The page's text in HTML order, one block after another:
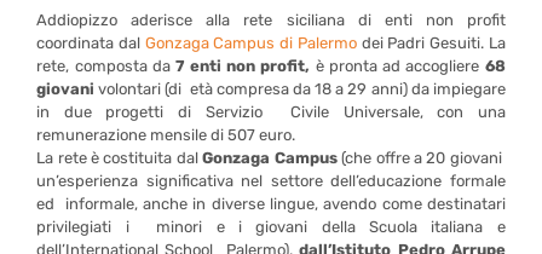
Addiopizzo aderisce alla rete siciliana di enti non profit
coordinata dal Gonzaga Campus di Palermodei Padri Gesuiti. La
rete, composta da7 enti non profit, è pronta ad accogliere 68
giovanivolontari (di età compresa da 18 a 29 anni) da impiegare
in due progetti di Servizio Civile Universale, con una
remunerazione mensile di 507 euro.
La rete è costituita dalGonzaga Campus(che offre a 20 giovani
un’esperienza significativa nel settore dell’educazione formale
ed informale, anche in diverse lingue, avendo come destinatari
privilegiati i minori e i giovani della Scuola italiana e
dell’International School Palermo),dall’Istituto Pedro Arrupe